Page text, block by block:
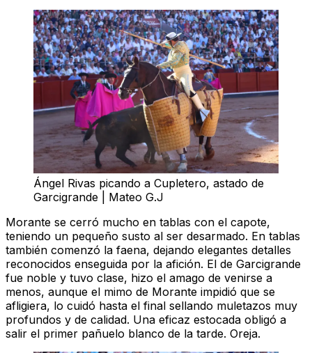
Ángel Rivas picando a Cupletero, astado de
Garcigrande | Mateo G.J
Morante se cerró mucho en tablas con el capote,
teniendo un pequeño susto al ser desarmado. En tablas
también comenzó la faena, dejando elegantes detalles
reconocidos enseguida por la afición. El de Garcigrande
fue noble y tuvo clase, hizo el amago de venirse a
menos, aunque el mimo de Morante impidió que se
afligiera, lo cuidó hasta el final sellando muletazos muy
profundos y de calidad. Una eficaz estocada obligó a
salir el primer pañuelo blanco de la tarde. Oreja.